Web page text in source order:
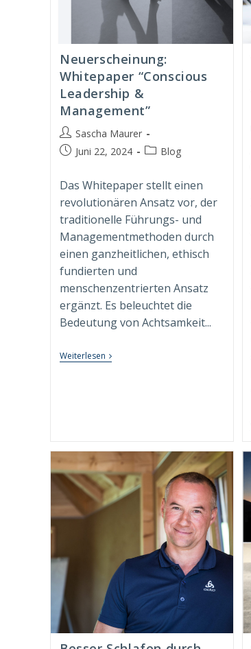
Neuerscheinung:
Whitepaper “Conscious
Leadership &
Management”
Beitrags-
Autor:
Sascha Maurer
BeitragJuni 22, 2024
Beitrags-
Blog
Das Whitepaper stellt einen
revolutionären Ansatz vor, der
traditionelle Führungs- und
Managementmethoden durch
einen ganzheitlichen, ethisch
fundierten und
menschenzentrierten Ansatz
ergänzt. Es beleuchtet die
Bedeutung von Achtsamkeit...
WeiterlesenNeuerscheinung:
Whitepaper